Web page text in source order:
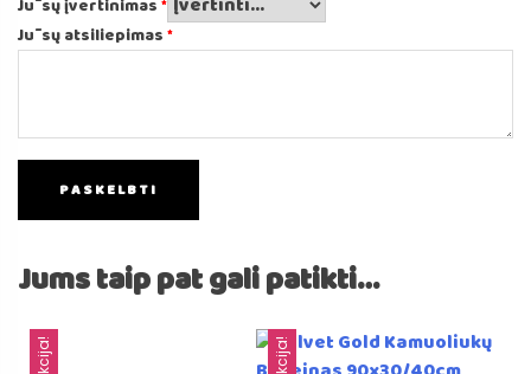
Jūsų įvertinimas*
Jūsų atsiliepimas*
Jums taip pat gali patikti…
Akcija! Akcija!